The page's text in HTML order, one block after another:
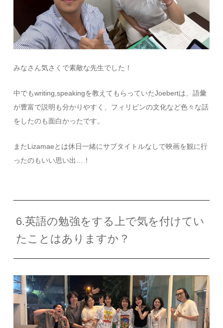
みなさん気さくで素敵な先生でした！
中でもwriting,speakingを教えてもらっていたJoebertは、語彙
が豊富で説明も分かりやすく、フィリピンの文化など色々な話
をしたのも面白かったです。
またLizamaeとは休日一緒にサブタイトルなしで映画を観に行
ったのもいい思い出
！
6.英語の勉強をする上で気を付けてい
たことはありますか？